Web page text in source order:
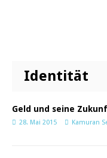
Identität
Geld und seine
28. Mai 2015 Kamuran